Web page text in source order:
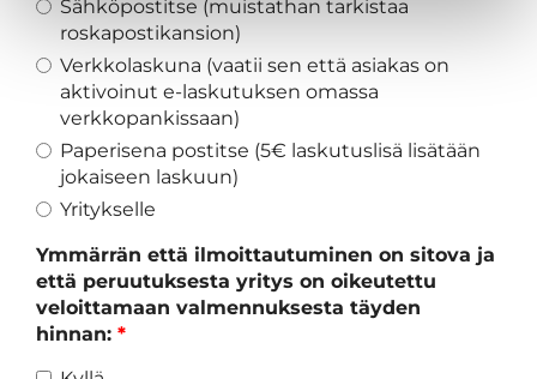
Sähköpostitse (muistathan tarkistaa
roskapostikansion)
Verkkolaskuna (vaatii sen että asiakas on
aktivoinut e-laskutuksen omassa
verkkopankissaan)
Paperisena postitse (5€ laskutuslisä lisätään
jokaiseen laskuun)
Yritykselle
Ymmärrän että ilmoittautuminen on sitova ja
että peruutuksesta yritys on oikeutettu
veloittamaan valmennuksesta täyden
hinnan: *